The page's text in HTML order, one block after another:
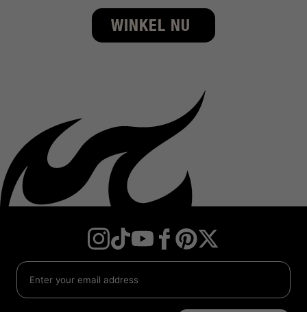
WINKEL NU
Instagram
TikTokYouTube
Facebook
Pinterest
Twitter